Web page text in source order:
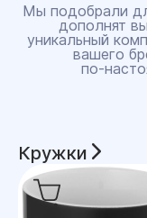
Мы подобрали
дополнят
уникальный
вашего
Кружки